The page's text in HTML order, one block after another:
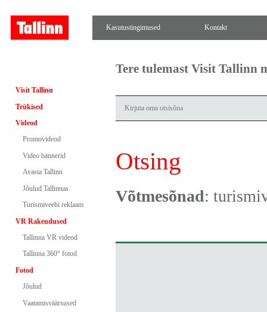
Kasutustingimused Kontakt
Visit Tallinn
Trükised
Videod
Promovideod
Video bännerid
Avasta Tallinn
Jõulud Tallinnas
Turismiveebi reklaam
VR Rakendused
Tallinna VR videod
Tallinna 360° fotod
Fotod
Jõulud
Vaatamisväärsused
Tere tulemast Visit Tallinn
Otsing
Võtmesõnad: